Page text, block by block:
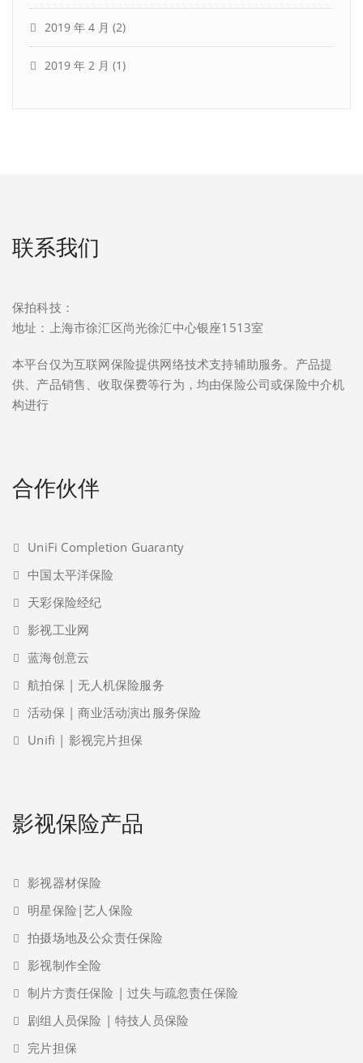
2019 年 4 月 (2)
2019 年 2 月 (1)
联系我们
保拍科技：
地址：上海市徐汇区尚光徐汇中心银座1513室
本平台仅为互联网保险提供网络技术支持辅助服务。产品提
供、产品销售、收取保费等行为，均由保险公司或保险中介机
构进行
合作伙伴
UniFi Completion Guaranty
中国太平洋保险
天彩保险经纪
影视工业网
蓝海创意云
航拍保 | 无人机保险服务
活动保 | 商业活动演出服务保险
Unifi | 影视完片担保
影视保险产品
影视器材保险
明星保险|艺人保险
拍摄场地及公众责任保险
影视制作全险
制片方责任保险 | 过失与疏忽责任保险
剧组人员保险 | 特技人员保险
完片担保